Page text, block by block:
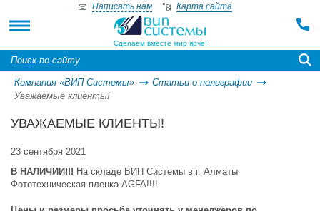
Сделаем вместе мир ярче!
Написать нам Карта сайта
Компания «ВИП Системы»
Статьи о полиграфии
Уважаемые клиенты!
УВАЖАЕМЫЕ КЛИЕНТЫ!
23 сентября 2021
В НАЛИЧИИ!!! На складе ВИП Системы в г. Алматы
Фототехническая пленка AGFA!!!!